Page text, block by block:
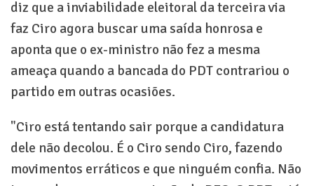
diz que a inviabilidade eleitoral da terceira via
faz Ciro agora buscar uma saída honrosa e
aponta que o ex-ministro não fez a mesma
ameaça quando a bancada do PDT contrariou o
partido em outras ocasiões.
"Ciro está tentando sair porque a candidatura
dele não decolou. É o Ciro sendo Ciro, fazendo
movimentos erráticos e que ninguém confia. Não